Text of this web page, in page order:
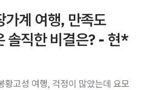
가계 여행, 만족도
솔직한 비결은? - 현*
황고성 여행, 걱정이 많았는데 요모